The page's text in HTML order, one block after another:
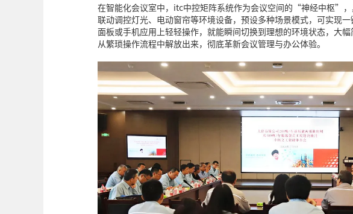
在智能化会议室中，itc中控矩阵系统作为会议空间的“神经中枢”
联动调控灯光、电动窗帘等环境设备，预设多种场景模式，可实现
面板或手机应用上轻轻操作，就能瞬间切换到理想的环境状态，大
从繁琐操作流程中解放出来，彻底革新会议管理与办公体验。